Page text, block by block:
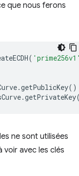
que nous ferons
(
.getPublicKey
.getPrivateKey
ne sont utilisées
voir avec les clés